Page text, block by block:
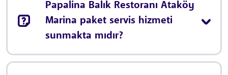
Papalina Balık Restoranı Ataköy
Marina paket servis hizmeti
sunmakta mıdır?